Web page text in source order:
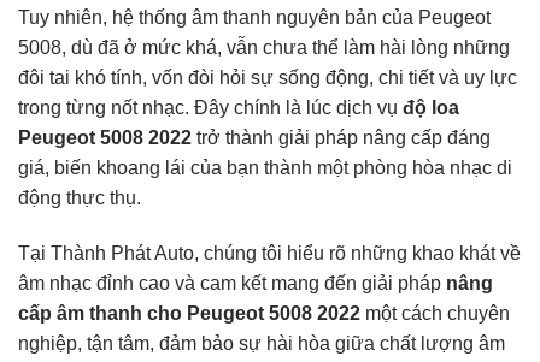
Tuy nhiên, hệ thống âm thanh nguyên bản của Peugeot
5008, dù đã ở mức khá, vẫn chưa thể làm hài lòng những
đôi tai khó tính, vốn đòi hỏi sự sống động, chi tiết và uy lực
trong từng nốt nhạc. Đây chính là lúc dịch vụ độ loa
Peugeot 5008 2022 trở thành giải pháp nâng cấp đáng
giá, biến khoang lái của bạn thành một phòng hòa nhạc di
động thực thụ.
Tại Thành Phát Auto, chúng tôi hiểu rõ những khao khát về
âm nhạc đỉnh cao và cam kết mang đến giải pháp nâng
cấp âm thanh cho Peugeot 5008 2022 một cách chuyên
nghiệp, tận tâm, đảm bảo sự hài hòa giữa chất lượng âm